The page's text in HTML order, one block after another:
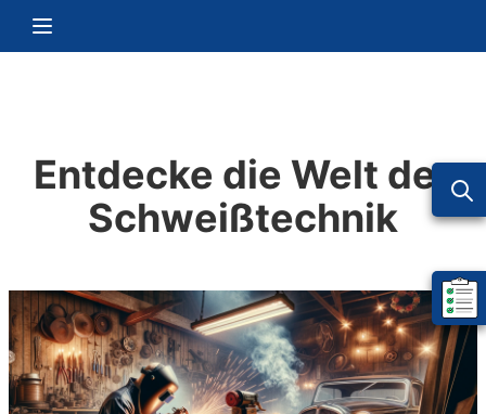
Navigation umschalten
Mein
Entdecke die Welt der
Schweißtechnik